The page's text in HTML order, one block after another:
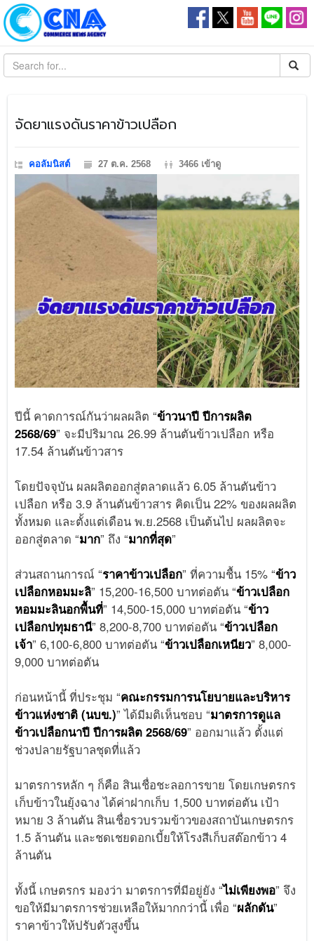
​จัดยาแรงดันราคาข้าวเปลือก
คอลัมนิสต์ 27 ต.ค. 2568 3466 เข้าดู
ปีนี้ คาดการณ์กันว่าผลผลิต “ข้าวนาปี ปีการผลิต
2568/69” จะมีปริมาณ 26.99 ล้านตันข้าวเปลือก หรือ
17.54 ล้านตันข้าวสาร
โดยปัจจุบัน ผลผลิตออกสู่ตลาดแล้ว 6.05 ล้านตันข้าว
เปลือก หรือ 3.9 ล้านตันข้าวสาร คิดเป็น 22% ของผลผลิต
ทั้งหมด และตั้งแต่เดือน พ.ย.2568 เป็นต้นไป ผลผลิตจะ
ออกสู่ตลาด “มาก” ถึง “มากที่สุด”
ส่วนสถานการณ์ “ราคาข้าวเปลือก” ที่ความชื้น 15% “ข้าว
เปลือกหอมมะลิ” 15,200-16,500 บาทต่อตัน “ข้าวเปลือก
หอมมะลินอกพื้นที่” 14,500-15,000 บาทต่อตัน “ข้าว
เปลือกปทุมธานี” 8,200-8,700 บาทต่อตัน “ข้าวเปลือก
เจ้า” 6,100-6,800 บาทต่อตัน “ข้าวเปลือกเหนียว” 8,000-
9,000 บาทต่อตัน
ก่อนหน้านี้ ที่ประชุม “คณะกรรมการนโยบายและบริหาร
ข้าวแห่งชาติ (นบข.)” ได้มีมติเห็นชอบ “มาตรการดูแล
ข้าวเปลือกนาปี ปีการผลิต 2568/69” ออกมาแล้ว ตั้งแต่
ช่วงปลายรัฐบาลชุดที่แล้ว
มาตรการหลัก ๆ ก็คือ สินเชื่อชะลอการขาย โดยเกษตรกร
เก็บข้าวในยุ้งฉาง ได้ค่าฝากเก็บ 1,500 บาทต่อตัน เป้า
หมาย 3 ล้านตัน สินเชื่อรวบรวมข้าวของสถาบันเกษตรกร
1.5 ล้านตัน และชดเชยดอกเบี้ยให้โรงสีเก็บสต๊อกข้าว 4
ล้านตัน
ทั้งนี้ เกษตรกร มองว่า มาตรการที่มีอยู่ยัง “ไม่เพียงพอ” จึง
ขอให้มีมาตรการช่วยเหลือให้มากกว่านี้ เพื่อ “ผลักดัน”
ราคาข้าวให้ปรับตัวสูงขึ้น